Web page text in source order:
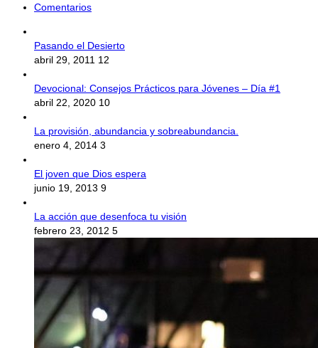
Comentarios
Pasando el Desierto
abril 29, 2011 12
Devocional: Consejos Prácticos para Jóvenes – Día #1
abril 22, 2020 10
La provisión, abundancia y sobreabundancia.
enero 4, 2014 3
El joven que Dios espera
junio 19, 2013 9
La acción que desenfoca tu visión
febrero 23, 2012 5